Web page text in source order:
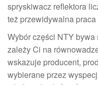
spryskiwacz reflektora
też przewidywalna
Wybór części NTY
zależy Ci na
wskazuje producent,
wybierane przez